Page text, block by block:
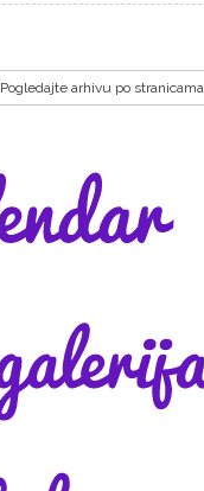
Pogledajte arhivu po stranicama